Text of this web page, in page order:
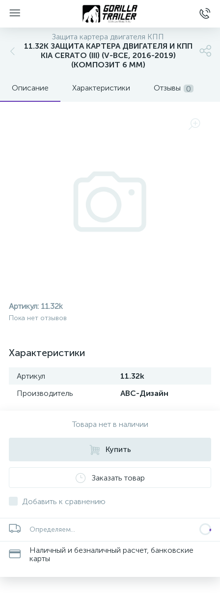
Защита картера двигателя КПП
11.32K ЗАЩИТА КАРТЕРА ДВИГАТЕЛЯ И КПП
KIA CERATO (III) (V-ВСЕ, 2016-2019)
(КОМПОЗИТ 6 ММ)
Описание Характеристики Отзывы 0
Артикул: 11.32k
Пока нет отзывов
Характеристики
Артикул
11.32k
Производитель
АВС-Дизайн
Товара нет в наличии
Купить
Заказать товар
Добавить к сравнению
Определяем...
Наличный и безналичный расчет, банковские
карты